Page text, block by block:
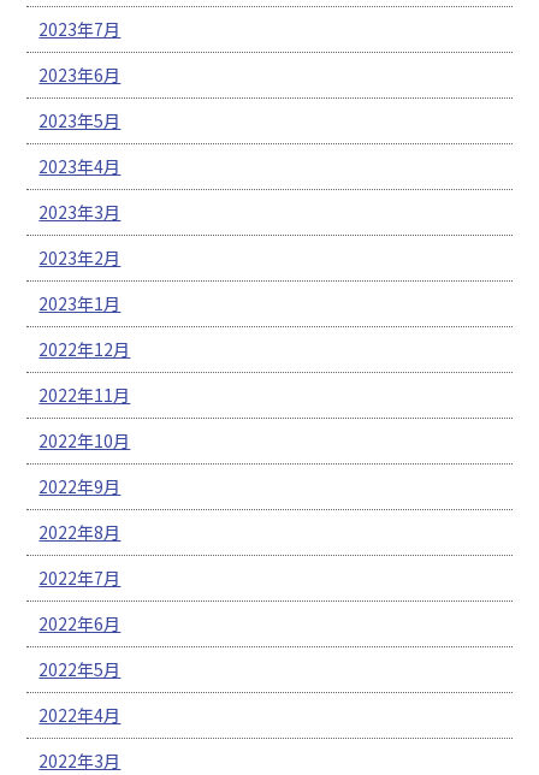
2023年7月
2023年6月
2023年5月
2023年4月
2023年3月
2023年2月
2023年1月
2022年12月
2022年11月
2022年10月
2022年9月
2022年8月
2022年7月
2022年6月
2022年5月
2022年4月
2022年3月